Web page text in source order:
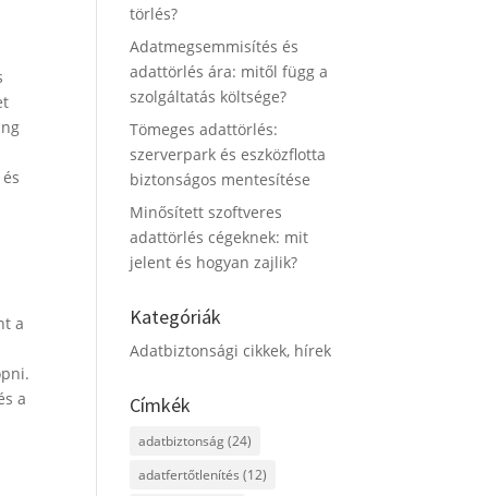
a
a
törlés?
Adatmegsemmisítés és
adattörlés ára: mitől függ a
szolgáltatás költsége?
Tömeges adattörlés:
szerverpark és eszközflotta
biztonságos mentesítése
Minősített szoftveres
adattörlés cégeknek: mit
jelent és hogyan zajlik?
Kategóriák
Adatbiztonsági cikkek, hírek
Címkék
adatbiztonság(24)
adatfertőtlenítés (12)